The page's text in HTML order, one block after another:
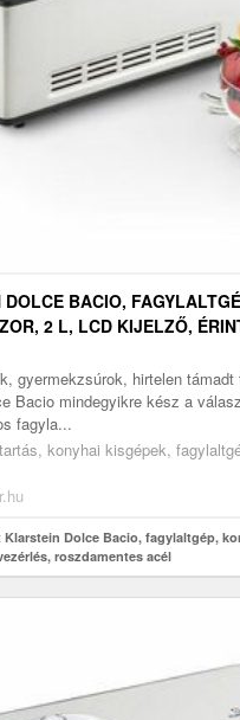
BACIO,
2 L, LCD KIJELZŐ,
ACÉL
gyermekzsúrok, hirtelen
Bacio mindegyikre kész a
fagyla...
konyhai kisgépek,
Dolce Bacio, fagylaltgép,
roszdamentes acél